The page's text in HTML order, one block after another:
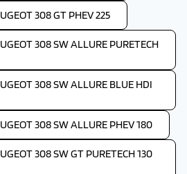
308 GT PHEV 225
308 SW ALLURE PURETECH
308 SW ALLURE BLUE HDI
308 SW ALLURE PHEV 180
308 SW GT PURETECH 130